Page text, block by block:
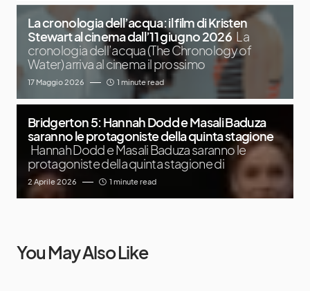
La cronologia dell’acqua: il film di Kristen
Stewart al cinema dall’11 giugno 2026 La
cronologia dell’acqua (The Chronology of
Water) arriva al cinema il prossimo
17 Maggio 2026 1 minute read
Bridgerton 5: Hannah Dodd e Masali Baduza
saranno le protagoniste della quinta stagione
Hannah Dodd e Masali Baduza saranno le
protagoniste della quinta stagione di
2 Aprile 2026 1 minute read
You May Also Like